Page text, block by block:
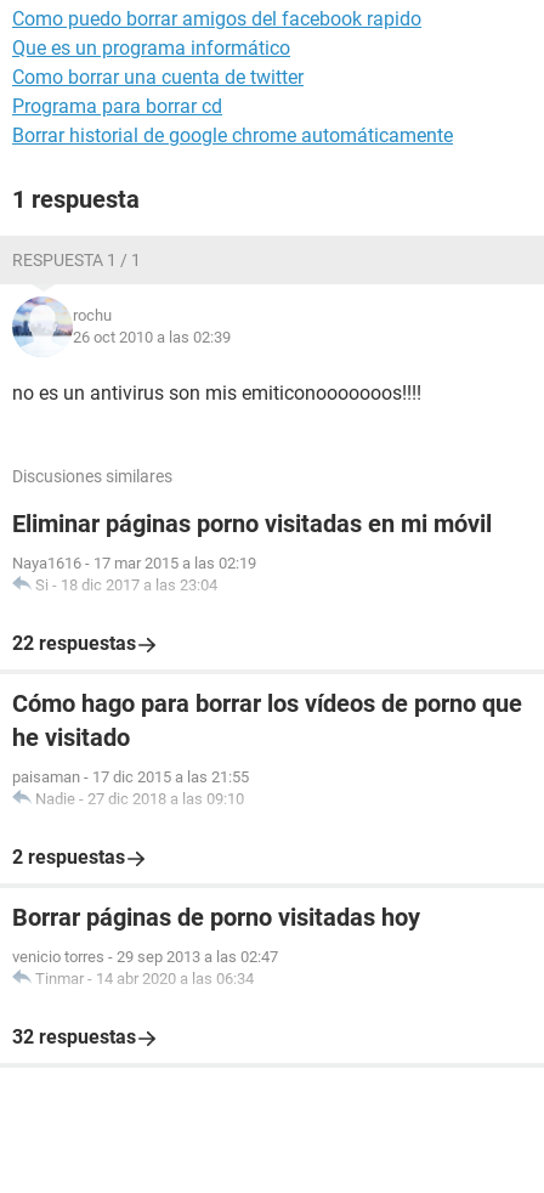
Como puedo borrar amigos del facebook rapido
Que es un programa informático
Como borrar una cuenta de twitter
Programa para borrar cd
Borrar historial de google chrome automáticamente
1 respuesta
RESPUESTA 1 / 1
rochu
26 oct 2010 a las 02:39
no es un antivirus son mis emiticonooooooos!!!!
Discusiones similares
Eliminar páginas porno visitadas en mi móvil
Naya1616 - 17 mar 2015 a las 02:19
Si - 18 dic 2017 a las 23:04
22 respuestas
Cómo hago para borrar los vídeos de porno que
he visitado
paisaman - 17 dic 2015 a las 21:55
Nadie - 27 dic 2018 a las 09:10
2 respuestas
Borrar páginas de porno visitadas hoy
venicio torres - 29 sep 2013 a las 02:47
Tinmar - 14 abr 2020 a las 06:34
32 respuestas